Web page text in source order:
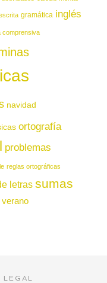
gramática inglés
comprensiva
navidad
ortografía
problemas
reglas ortográficas
letras sumas
verano